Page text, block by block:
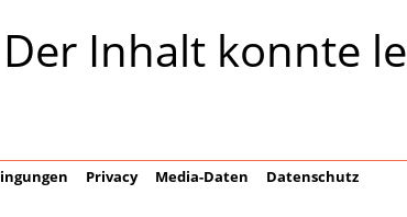
Der Inhalt konnte
Privacy Media-Daten Datenschutz